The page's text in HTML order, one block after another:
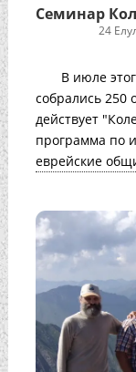
Семинар
24
В июле
собрались 250
действует
программа по
еврейские